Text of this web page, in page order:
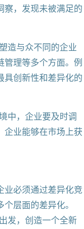
察，发现未被满足的
造与众不同的企业
理等多个方面。例
具创新性和差异化的
中，企业要及时调
企业能够在市场上获
业必须通过差异化竞
层面的差异化。
发，创造一个全新